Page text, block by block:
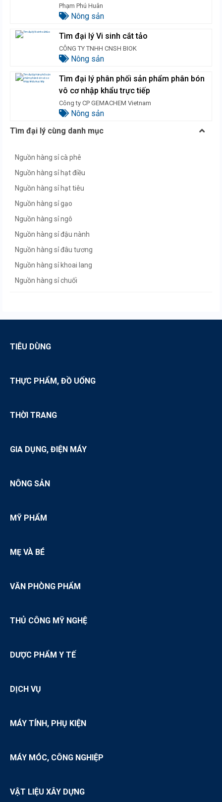
Phạm Phú Huân
Nông sản
Tìm đại lý Vi sinh cắt tảo
CÔNG TY TNHH CNSH BIOK
Nông sản
Tìm đại lý phân phối sản phẩm phân bón
vô cơ nhập khẩu trực tiếp
Công ty CP GEMACHEM Vietnam
Nông sản
Tìm đại lý cùng danh mục
Nguồn hàng sỉ cà phê
Nguồn hàng sỉ hạt điều
Nguồn hàng sỉ hạt tiêu
Nguồn hàng sỉ gạo
Nguồn hàng sỉ ngô
Nguồn hàng sỉ đậu nành
Nguồn hàng sỉ đâu tương
Nguồn hàng sỉ khoai lang
Nguồn hàng sỉ chuối
Nguồn hàng sỉ chôm chôm
Nguồn hàng sỉ hạt hướng dương
TIÊU DÙNG
THỰC PHẨM, ĐỒ UỐNG
THỜI TRANG
GIA DỤNG, ĐIỆN MÁY
NÔNG SẢN
MỸ PHẨM
MẸ VÀ BÉ
VĂN PHÒNG PHẨM
THỦ CÔNG MỸ NGHỆ
DƯỢC PHẨM Y TẾ
DỊCH VỤ
MÁY TÍNH, PHỤ KIỆN
MÁY MÓC, CÔNG NGHIỆP
VẬT LIỆU XÂY DỰNG